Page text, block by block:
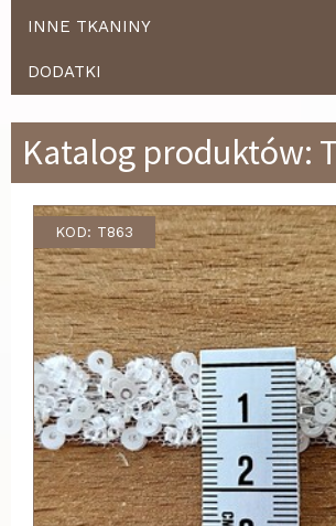
INNE TKANINY
DODATKI
Katalog produktów:
KOD: T863